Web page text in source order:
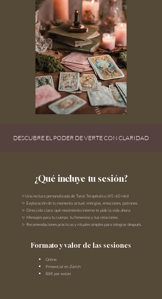
DESCUBRE EL PODER DE VERTE CON CLARIDAD
¿Qué incluye tu sesión?
✨Una lectura personalizada de Tarot Terapéutico (45–60 min)
✨ Exploración de tu momento actual: energías, emociones, patrones.
✨ Dirección clara: qué movimiento interno te pide la vida ahora.
✨ Mensajes para tu cuerpo, tu femenino y tus relaciones.
✨ Recomendaciones prácticas y rituales simples para integrar después.
Formato y valor de las sesiones
Online
Presencial en Zúrich
88€ por sesión